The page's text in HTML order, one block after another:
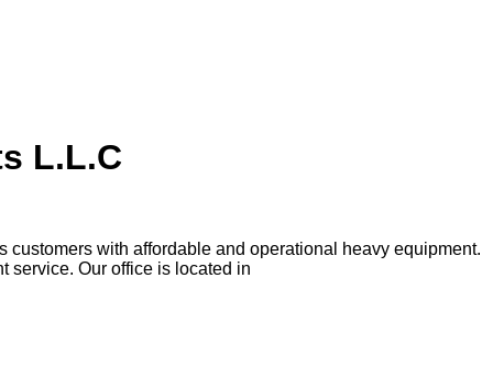
L.L.C
with affordable and operational heavy equipment.
service. Our office is located in